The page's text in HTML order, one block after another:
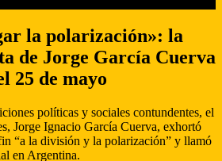
la polarización»: la
de Jorge García Cuerva
25 de mayo
políticas y sociales contundentes, el
Jorge Ignacio García Cuerva, exhortó
“a la división y la polarización” y llamó
en Argentina.